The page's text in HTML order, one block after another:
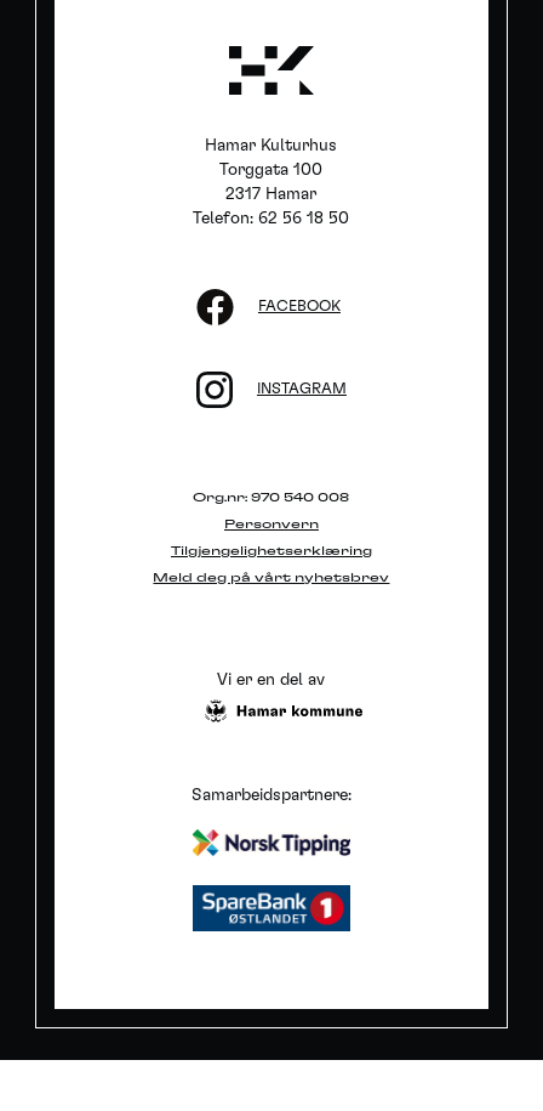
Hamar Kulturhus
Torggata 100
2317 Hamar
Telefon: 62 56 18 50
FACEBOOK
INSTAGRAM
Org.nr: 970 540 008
Personvern
Tilgjengelighetserklæring
Meld deg på vårt nyhetsbrev
Vi er en del av
Samarbeidspartnere: